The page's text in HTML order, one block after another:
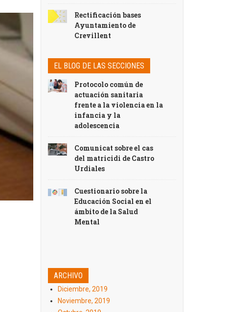
Rectificación bases
Ayuntamiento de
Crevillent
EL BLOG DE LAS SECCIONES
Protocolo común de
actuación sanitaria
frente a la violencia en la
infancia y la
adolescencia
Comunicat sobre el cas
del matricidi de Castro
Urdiales
Cuestionario sobre la
Educación Social en el
ámbito de la Salud
Mental
ARCHIVO
Diciembre, 2019
Noviembre, 2019